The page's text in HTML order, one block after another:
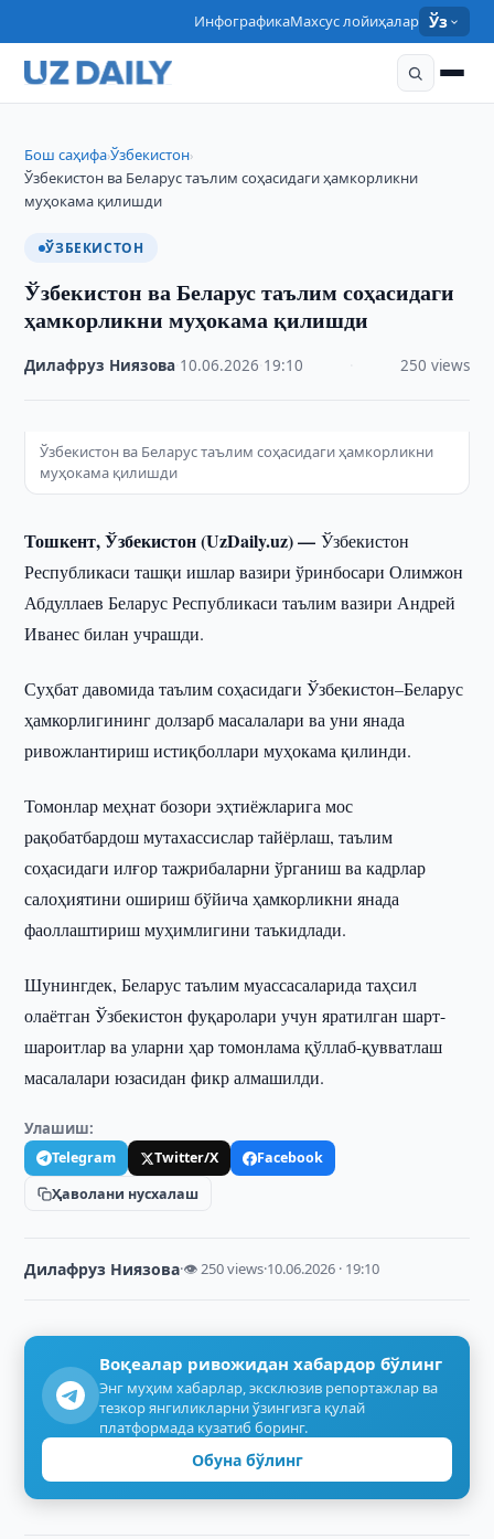
ИнфографикаМахсус лойиҳалар Ўз
Бош саҳифа›Ўзбекистон›
Ўзбекистон ва Беларус таълим соҳасидаги ҳамкорликни
муҳокама қилишди
ЎЗБЕКИСТОН
Ўзбекистон ва Беларус таълим соҳасидаги
ҳамкорликни муҳокама қилишди
Дилафруз Ниязова 10.06.2026 19:10 250 views
Ўзбекистон ва Беларус таълим соҳасидаги ҳамкорликни
муҳокама қилишди
Тошкент, Ўзбекистон (UzDaily.uz) —Ўзбекистон
Республикаси ташқи ишлар вазири ўринбосари Олимжон
Абдуллаев Беларус Республикаси таълим вазири Андрей
Иванес билан учрашди.
Суҳбат давомида таълим соҳасидаги Ўзбекистон–Беларус
ҳамкорлигининг долзарб масалалари ва уни янада
ривожлантириш истиқболлари муҳокама қилинди.
Томонлар меҳнат бозори эҳтиёжларига мос
рақобатбардош мутахассислар тайёрлаш, таълим
соҳасидаги илғор тажрибаларни ўрганиш ва кадрлар
салоҳиятини ошириш бўйича ҳамкорликни янада
фаоллаштириш муҳимлигини таъкидлади.
Шунингдек, Беларус таълим муассасаларида таҳсил
олаётган Ўзбекистон фуқаролари учун яратилган шарт-
шароитлар ва уларни ҳар томонлама қўллаб-қувватлаш
масалалари юзасидан фикр алмашилди.
Улашиш:
Telegram Twitter/X
Facebook
Ҳаволани нусхалаш
Дилафруз Ниязова·👁 250 views·10.06.2026 · 19:10
Воқеалар ривожидан хабардор бўлинг
Энг муҳим хабарлар, эксклюзив репортажлар ва
тезкор янгиликларни ўзингизга қулай
платформада кузатиб боринг.
Обуна бўлинг